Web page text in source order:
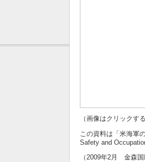
（画像はクリックす
この資料は「米海軍
Safety and
（2009年2月 金森